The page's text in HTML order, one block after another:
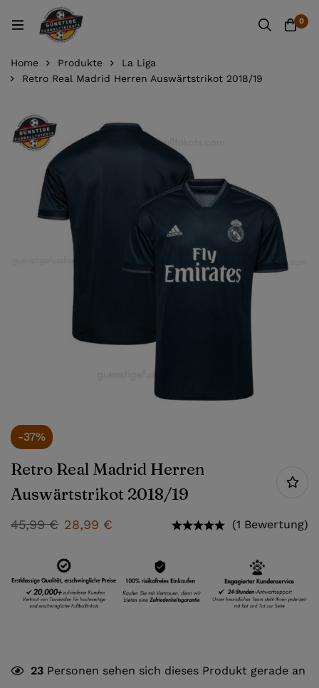
0
Home Produkte
La Liga
Retro Real Madrid Herren Auswärtstrikot 2018/19
-37%
Retro Real Madrid Herren
Auswärtstrikot 2018/19
45,99€ 28,99 € (1 Bewertung)
23 Personen sehen sich dieses Produkt gerade an